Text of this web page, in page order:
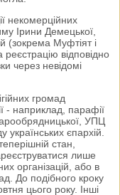
некомерційних
Ірини Демецької,
(зокрема Муфтіят і
відповідно
через невідомі
громад
- наприклад, парафії
УПЦ
єпархій.
стан,
лише
організацій, або в
До подібного кроку
цього року. Інші